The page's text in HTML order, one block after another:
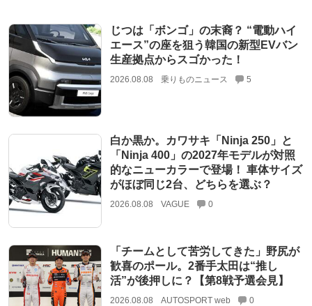
じつは「ボンゴ」の末裔？ “電動ハイ
エース”の座を狙う韓国の新型EVバン
生産拠点からスゴかった！
2026.08.08 乗りものニュース 5
白か黒か。カワサキ「Ninja 250」と
「Ninja 400」の2027年モデルが対照
的なニューカラーで登場！ 車体サイズ
がほぼ同じ2台、どちらを選ぶ？
2026.08.08 VAGUE 0
「チームとして苦労してきた」野尻が
歓喜のポール。2番手太田は“推し
活”が後押しに？【第8戦予選会見】
2026.08.08 AUTOSPORT web 0